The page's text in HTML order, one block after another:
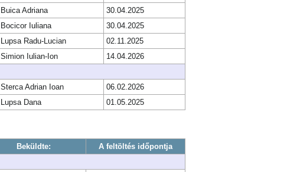
Buica Adriana
30.04.2025
Bocicor Iuliana
30.04.2025
Lupsa Radu-Lucian
02.11.2025
Simion Iulian-Ion
14.04.2026
Sterca Adrian Ioan
06.02.2026
Lupsa Dana 01.05.2025
Beküldte:
A feltöltés időpontja